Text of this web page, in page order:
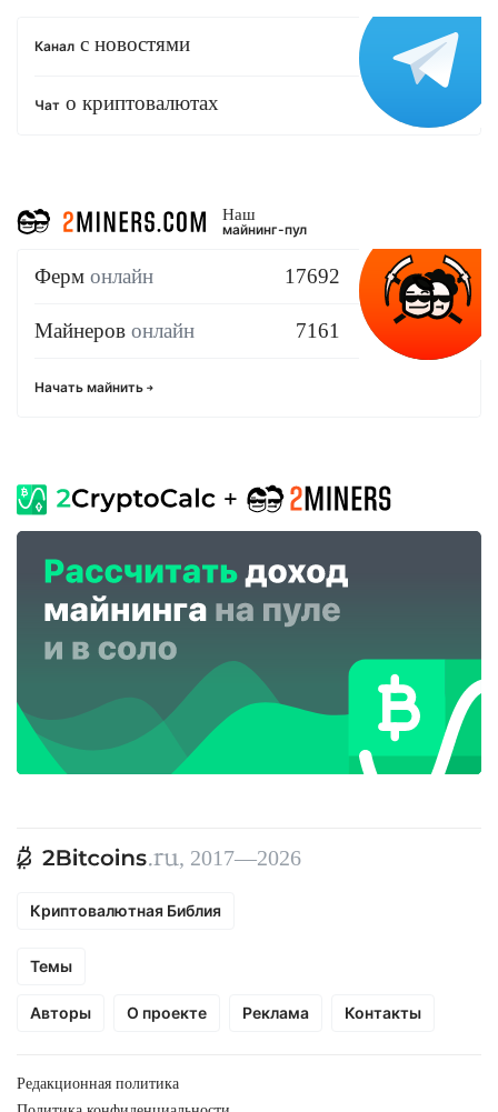
Канал с новостями
Чат о криптовалютах
Наш
майнинг-пул
Ферм онлайн 17692
Майнеров онлайн 7161
Начать майнить
, 2017—2026
Криптовалютная Библия
Темы
Авторы О проекте Реклама Контакты
Редакционная политика